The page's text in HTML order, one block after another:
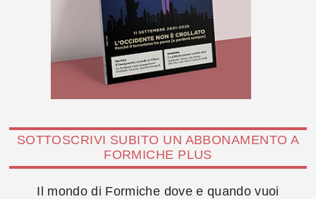
SOTTOSCRIVI SUBITO UN ABBONAMENTO A
FORMICHE PLUS
Il mondo di Formiche dove e quando vuoi